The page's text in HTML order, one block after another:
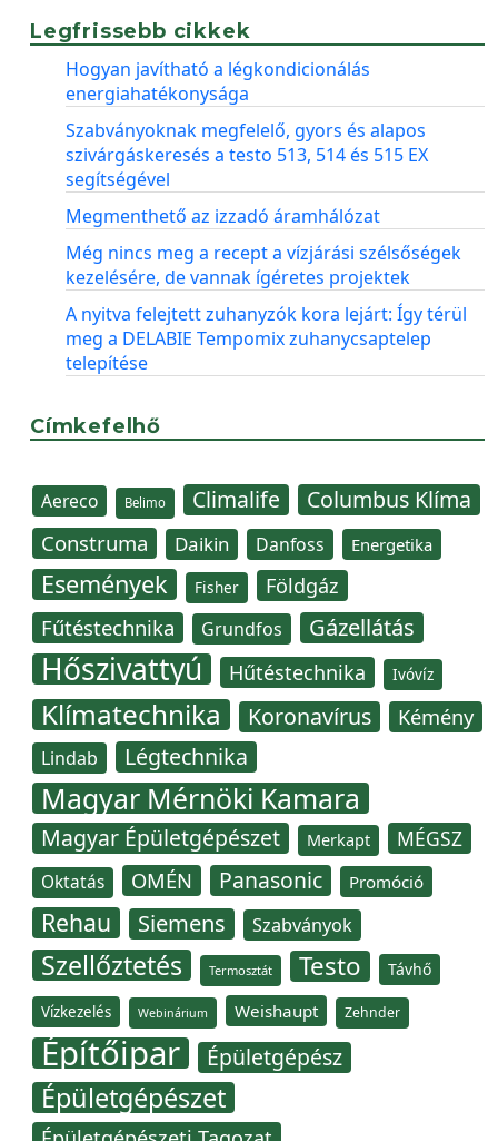
Legfrissebb cikkek
Hogyan javítható a légkondicionálás
energiahatékonysága
Szabványoknak megfelelő, gyors és alapos
szivárgáskeresés a testo 513, 514 és 515 EX
segítségével
Megmenthető az izzadó áramhálózat
Még nincs meg a recept a vízjárási szélsőségek
kezelésére, de vannak ígéretes projektek
A nyitva felejtett zuhanyzók kora lejárt: Így térül
meg a DELABIE Tempomix zuhanycsaptelep
telepítése
Címkefelhő
Aereco Belimo Climalife Columbus Klíma
Construma Daikin Danfoss Energetika
Események Fisher Földgáz
Fűtéstechnika Grundfos Gázellátás
Hőszivattyú Hűtéstechnika Ivóvíz
Klímatechnika Koronavírus Kémény
Lindab Légtechnika
Magyar Mérnöki Kamara
Magyar Épületgépészet Merkapt MÉGSZ
Oktatás OMÉN Panasonic Promóció
Rehau Siemens Szabványok
Szellőztetés Termosztát Testo Távhő
Vízkezelés Webinárium Weishaupt Zehnder
Építőipar Épületgépész
Épületgépészet